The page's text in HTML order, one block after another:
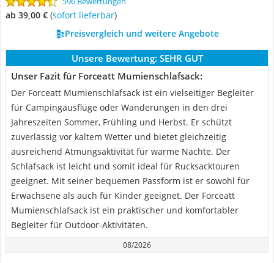
ab 39,00 € ( Sofort lieferbar)
Preisvergleich und weitere Angebote
Unsere Bewertung: SEHR GUT
Unser Fazit für Forceatt Mumienschlafsack:
Der Forceatt Mumienschlafsack ist ein vielseitiger Begleiter
für Campingausflüge oder Wanderungen in den drei
Jahreszeiten Sommer, Frühling und Herbst. Er schützt
zuverlässig vor kaltem Wetter und bietet gleichzeitig
ausreichend Atmungsaktivität für warme Nächte. Der
Schlafsack ist leicht und somit ideal für Rucksacktouren
geeignet. Mit seiner bequemen Passform ist er sowohl für
Erwachsene als auch für Kinder geeignet. Der Forceatt
Mumienschlafsack ist ein praktischer und komfortabler
Begleiter für Outdoor-Aktivitäten.
08/2026